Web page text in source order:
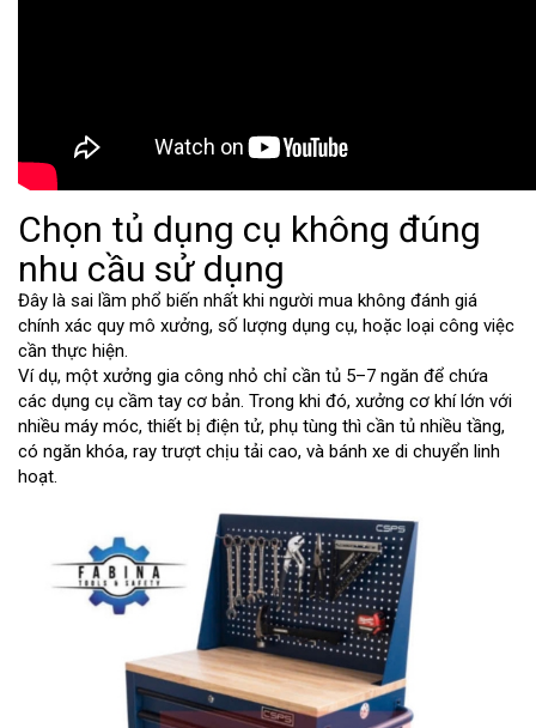
Chọn tủ dụng cụ không đúng
nhu cầu sử dụng
Đây là sai lầm phổ biến nhất khi người mua không đánh giá
chính xác quy mô xưởng, số lượng dụng cụ, hoặc loại công việc
cần thực hiện.
Ví dụ, một xưởng gia công nhỏ chỉ cần tủ 5–7 ngăn để chứa
các dụng cụ cầm tay cơ bản. Trong khi đó, xưởng cơ khí lớn với
nhiều máy móc, thiết bị điện tử, phụ tùng thì cần tủ nhiều tầng,
có ngăn khóa, ray trượt chịu tải cao, và bánh xe di chuyển linh
hoạt.